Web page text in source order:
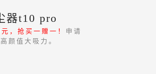
器t10 pro
，抢买一赠一！ 申请
颜值大吸力。